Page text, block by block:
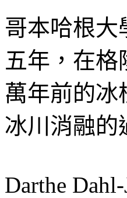
哥本哈根大
五年，在格
萬年前的冰
冰川消融的
Darthe